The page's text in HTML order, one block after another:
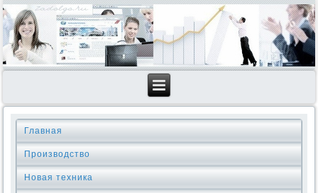
Главная
Производство
Новая техника